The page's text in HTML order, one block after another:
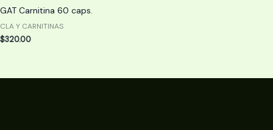
GAT Carnitina 60 caps.
CLA Y CARNITINAS
$320.00